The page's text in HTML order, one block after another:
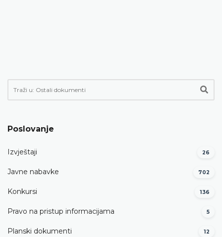
Poslovanje
Izvještaji 26
Javne nabavke 702
Konkursi 136
Pravo na pristup informacijama 5
Planski dokumenti 12